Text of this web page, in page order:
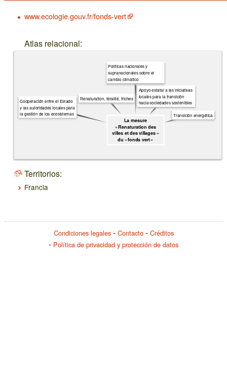
www.ecologie.gouv.fr/fonds-vert
Atlas relacional:
La mesure
« Renaturation des
villes et des villages »
du « fonds vert »
Transición energética
Apoyo estatal a las iniciativas
locales para la transición
hacia sociedades sostenibles
Políticas nacionales y
supranacionales sobre el
cambio climático
Renaturation, féralité, friches
Cooperación entre el Estado
y las autoridades locales para
la gestión de los ecosistemas
Territorios:
Francia
Condiciones legales Contacto
Créditos
Política de privacidad y protección de datos